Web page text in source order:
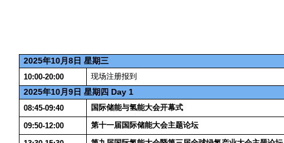
2025年10月8 日 星期三
10:00-20:00
现场注册报到
2025年10月9 日 星期四 Day 1
08:45-09:40 国际储能与氢能大会开幕式
09:50-12:00 第十一届国际储能大会主题论坛